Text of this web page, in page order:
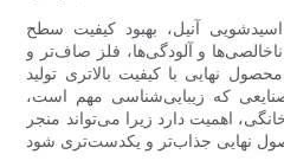
آنیل، بهبود کیفیت سطح
و آلودگی‌ها، فلز صاف‌تر و
نهایی با کیفیت بالاتری تولید
که زیبایی‌شناسی مهم است،
اهمیت دارد زیرا می‌تواند منجر